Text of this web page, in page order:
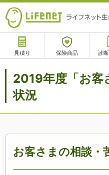
見積り 保険商品 診
サポート
2019年度「お客
状況
お客さまの相談・